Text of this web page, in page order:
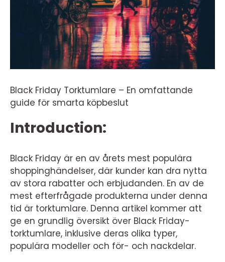
Black Friday Torktumlare – En omfattande
guide för smarta köpbeslut
Introduction:
Black Friday är en av årets mest populära
shoppinghändelser, där kunder kan dra nytta
av stora rabatter och erbjudanden. En av de
mest efterfrågade produkterna under denna
tid är torktumlare. Denna artikel kommer att
ge en grundlig översikt över Black Friday-
torktumlare, inklusive deras olika typer,
populära modeller och för- och nackdelar.